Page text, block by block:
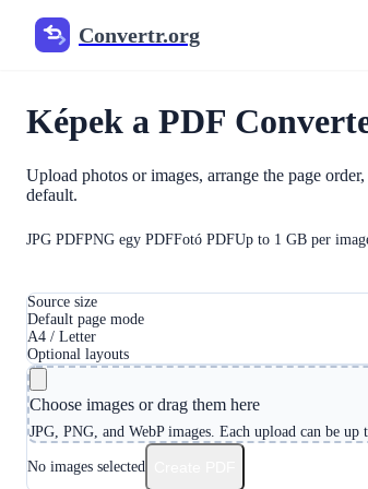
Convertr.org
Convertr.org
Képek a PDF
Upload photos or images, arrange the page
default.
JPG PDFPNG egy PDFFotó PDFUp to 1 GB per
Source size
Default page mode
A4 / Letter
Optional layouts
Choose images or drag them here
JPG, PNG, and WebP images. Each upload can be up
No images selected